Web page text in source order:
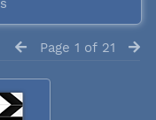
Page 1 of 21